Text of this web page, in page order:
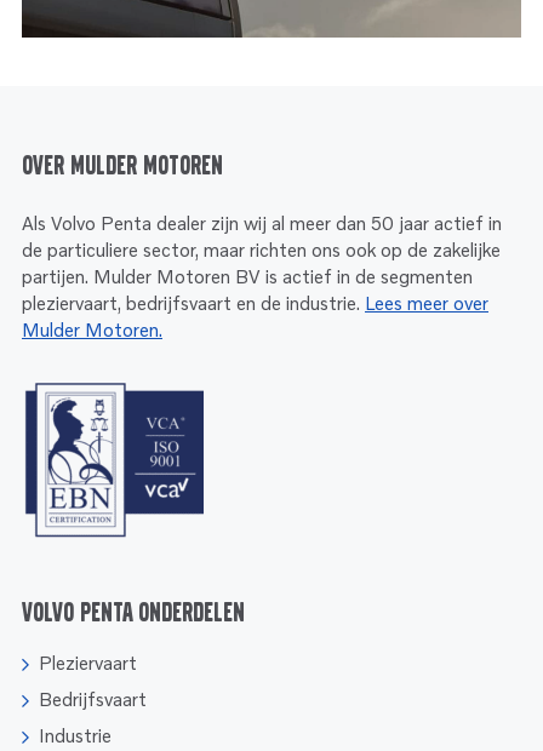
Over Mulder Motoren
Als Volvo Penta dealer zijn wij al meer dan 50 jaar actief in
de particuliere sector, maar richten ons ook op de zakelijke
partijen. Mulder Motoren BV is actief in de segmenten
pleziervaart, bedrijfsvaart en de industrie. Lees meer over
Mulder Motoren.
Volvo Penta onderdelen
Pleziervaart
Bedrijfsvaart
Industrie